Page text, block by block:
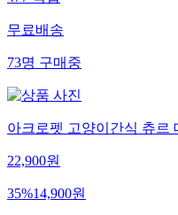
무료배송
73명구매중
아크로펫 고양이간식 츄르
22,900원
35%14,900원